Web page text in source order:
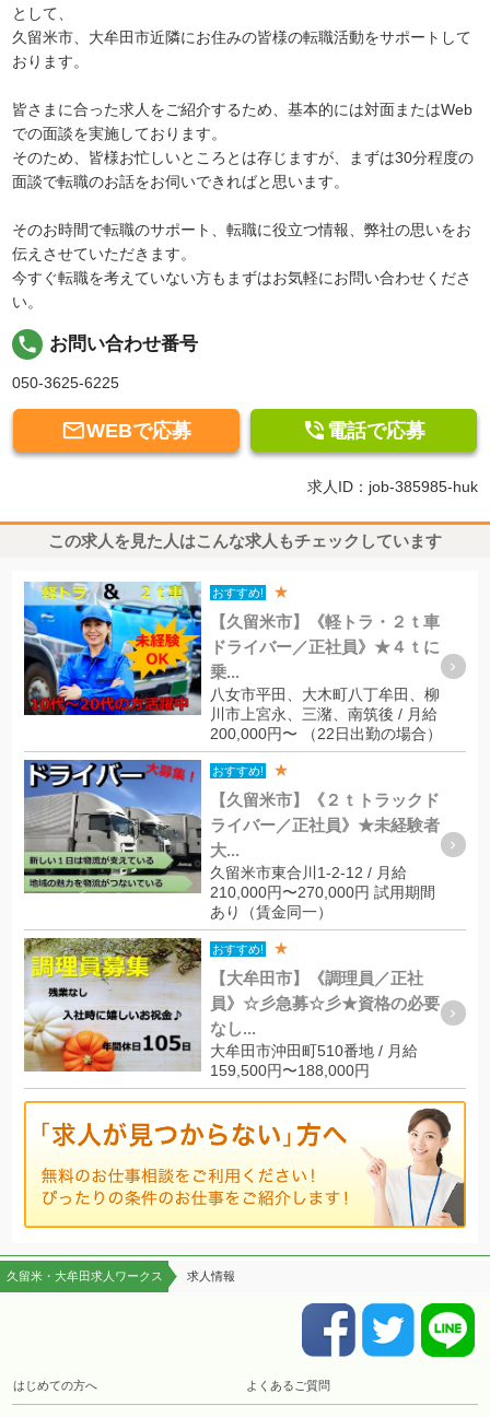
として、
久留米市、大牟田市近隣にお住みの皆様の転職活動をサポートして
おります。
皆さまに合った求人をご紹介するため、基本的には対面またはWeb
での面談を実施しております。
そのため、皆様お忙しいところとは存じますが、まずは30分程度の
面談で転職のお話をお伺いできればと思います。
そのお時間で転職のサポート、転職に役立つ情報、弊社の思いをお
伝えさせていただきます。
今すぐ転職を考えていない方もまずはお気軽にお問い合わせくださ
い。
local_phone お問い合わせ番号
050-3625-6225
WEBで応募  電話で応募
求人ID：job-385985-huk
この求人を見た人はこんな求人もチェックしています
おすすめ! ★
【久留米市】《軽トラ・２ｔ車
ドライバー／正社員》★４ｔに
乗...
八女市平田、大木町八丁牟田、柳
川市上宮永、三潴、南筑後 / 月給
200,000円〜 （22日出勤の場合）
おすすめ! ★
【久留米市】《２ｔトラックド
ライバー／正社員》★未経験者
大...
久留米市東合川1-2-12 / 月給
210,000円〜270,000円 試用期間
あり（賃金同一）
おすすめ! ★
【大牟田市】《調理員／正社
員》☆彡急募☆彡★資格の必要
なし...
大牟田市沖田町510番地 / 月給
159,500円〜188,000円
久留米・大牟田求人ワークス 求人情報
はじめての方へ よくあるご質問